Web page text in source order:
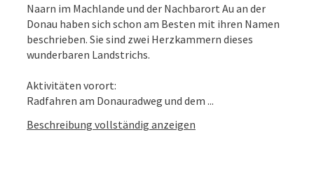
Naarn im Machlande und der Nachbarort Au an der
Donau haben sich schon am Besten mit ihren Namen
beschrieben. Sie sind zwei Herzkammern dieses
wunderbaren Landstrichs.
Aktivitäten vorort:
Radfahren am Donauradweg und dem ...
Beschreibung vollständig anzeigen